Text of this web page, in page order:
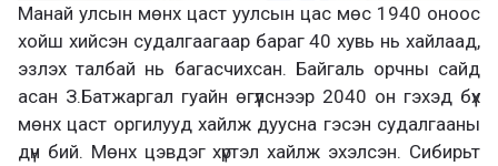
Манай улсын мөнх цаст уулсын цас мөс 1940 оноос
хойш хийсэн судалгаагаар бараг 40 хувь нь хайлаад,
эзлэх талбай нь багасчихсан. Байгаль орчны сайд
асан З.Батжаргал гуайн өгүүлснээр 2040 он гэхэд бүх
мөнх цаст оргилууд хайлж дуусна гэсэн судалгааны
дүн бий. Мөнх цэвдэг хүртэл хайлж эхэлсэн. Сибирьт